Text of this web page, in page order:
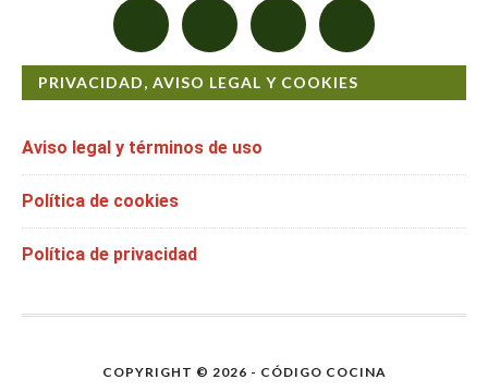
PRIVACIDAD, AVISO LEGAL Y COOKIES
Aviso legal y términos de uso
Política de cookies
Política de privacidad
COPYRIGHT © 2026 - CÓDIGO COCINA